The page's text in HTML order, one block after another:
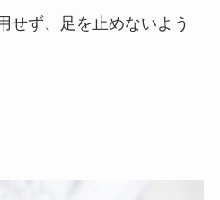
せず、足を止めないよう